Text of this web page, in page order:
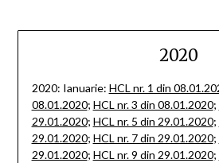
2020
2020: Ianuarie: HCL nr. 1 din
08.01.2020; HCL nr. 3 din 08.01.2020;
29.01.2020; HCL nr. 5 din 29.01.2020;
29.01.2020; HCL nr. 7 din 29.01.2020;
29.01.2020; HCL nr. 9 din 29.01.2020;